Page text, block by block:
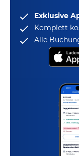
Exklusive
Komplett
Alle